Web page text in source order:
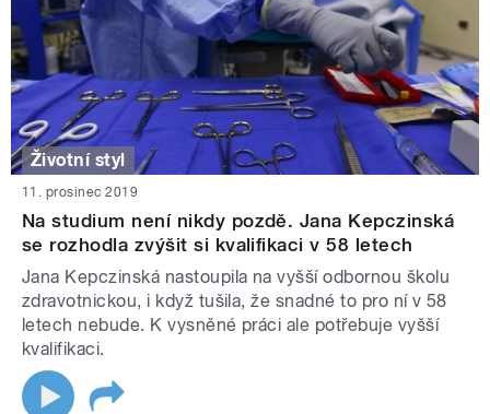
Životní styl
11. prosinec 2019
Na studium není nikdy pozdě. Jana Kepczinská
se rozhodla zvýšit si kvalifikaci v 58 letech
Jana Kepczinská nastoupila na vyšší odbornou školu
zdravotnickou, i když tušila, že snadné to pro ní v 58
letech nebude. K vysněné práci ale potřebuje vyšší
kvalifikaci.